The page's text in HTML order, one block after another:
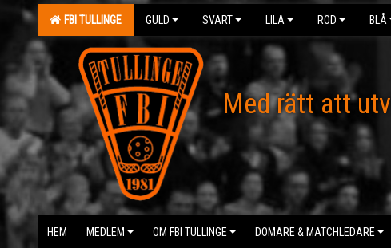
FBI TULLINGE GULD SVART LILA RÖD BLÅ
Med rätt att
HEM MEDLEM OM FBI TULLINGE DOMARE & MATCHLEDARE